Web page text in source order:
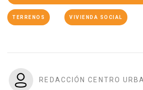
TERRENOS VIVIENDA SOCIAL
REDACCIÓN CENTRO